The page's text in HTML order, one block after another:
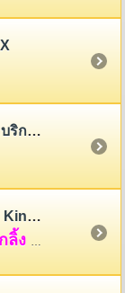
นไทย
ลูกกลิ้งสายพันธุ์ใหม่....ลูกกลิ้ง HDPE